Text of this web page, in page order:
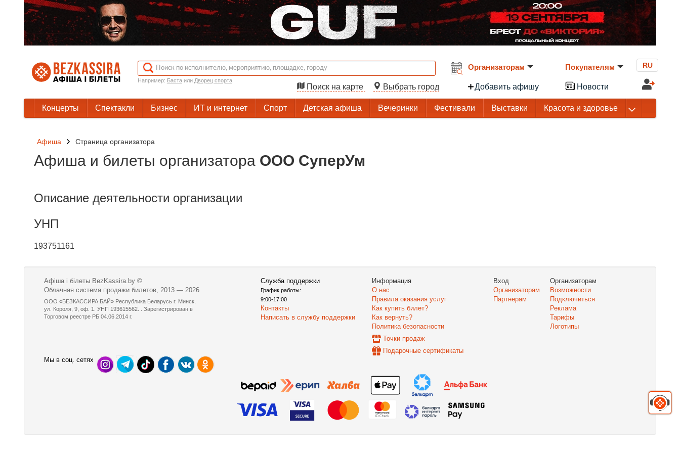
Например: Бастаили Дворец спорта
Поиск на карте Выбрать город
Организаторам
Добавить афишу
Покупателям
Новости
RU
Концерты Спектакли Бизнес ИТ и интернет Спорт Детская афиша Вечеринки Фестивали Выставки Красота и здоровье
Афиша Cтраница организатора
Афиша и билеты организатора ООО СуперУм
Описание деятельности организации
УНП
193751161
Афіша і білеты BezKassira.by ©
Облачная система продажи билетов, 2013 — 2026
ООО «БЕЗКАССИРА БАЙ» Республика Беларусь г. Минск,
ул. Короля, 9, оф. 1. УНП 193615562. . Зарегистрирован в
Торговом реестре РБ 04.06.2014 г.
Служба поддержки
График работы:
9:00-17:00
Контакты
Написать в службу поддержки
Информация
О нас
Правила оказания услуг
Как купить билет?
Как вернуть?
Политика безопасности
Точки продаж
Подарочные сертификаты
Вход
Организаторам
Партнерам
Организаторам
Возможности
Подключиться
Реклама
Тарифы
Логотипы
Мы в соц. сетях